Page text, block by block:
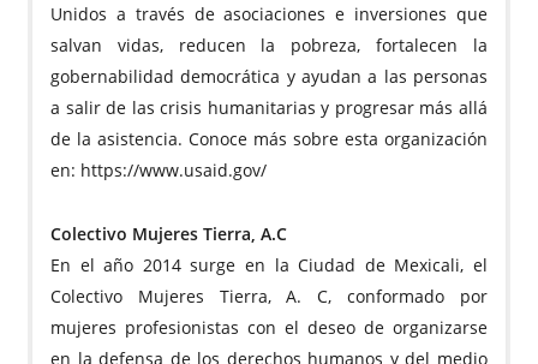
Unidos a través de asociaciones e inversiones que
salvan vidas, reducen la pobreza, fortalecen la
gobernabilidad democrática y ayudan a las personas
a salir de las crisis humanitarias y progresar más allá
de la asistencia. Conoce más sobre esta organización
en: https://www.usaid.gov/
Colectivo Mujeres Tierra, A.C
En el año 2014 surge en la Ciudad de Mexicali, el
Colectivo Mujeres Tierra, A. C, conformado por
mujeres profesionistas con el deseo de organizarse
en la defensa de los derechos humanos y del medio